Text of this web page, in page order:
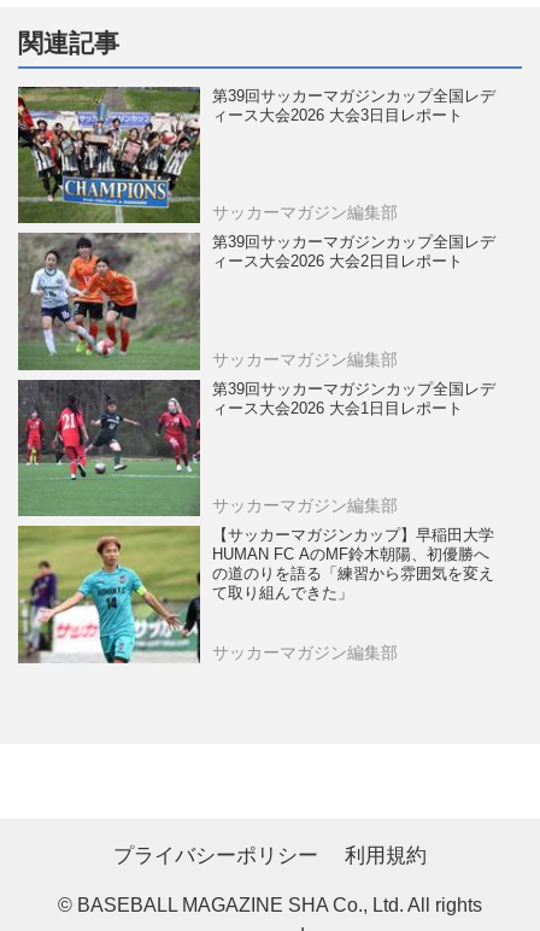
関連記事
第39回サッカーマガジンカップ全国レデ
ィース大会2026 大会3日目レポート
サッカーマガジン編集部
第39回サッカーマガジンカップ全国レデ
ィース大会2026 大会2日目レポート
サッカーマガジン編集部
第39回サッカーマガジンカップ全国レデ
ィース大会2026 大会1日目レポート
サッカーマガジン編集部
【サッカーマガジンカップ】早稲田大学
HUMAN FC AのMF鈴木朝陽、初優勝へ
の道のりを語る「練習から雰囲気を変え
て取り組んできた」
サッカーマガジン編集部
プライバシーポリシー 利用規約
© BASEBALL MAGAZINE SHA Co., Ltd. All rights